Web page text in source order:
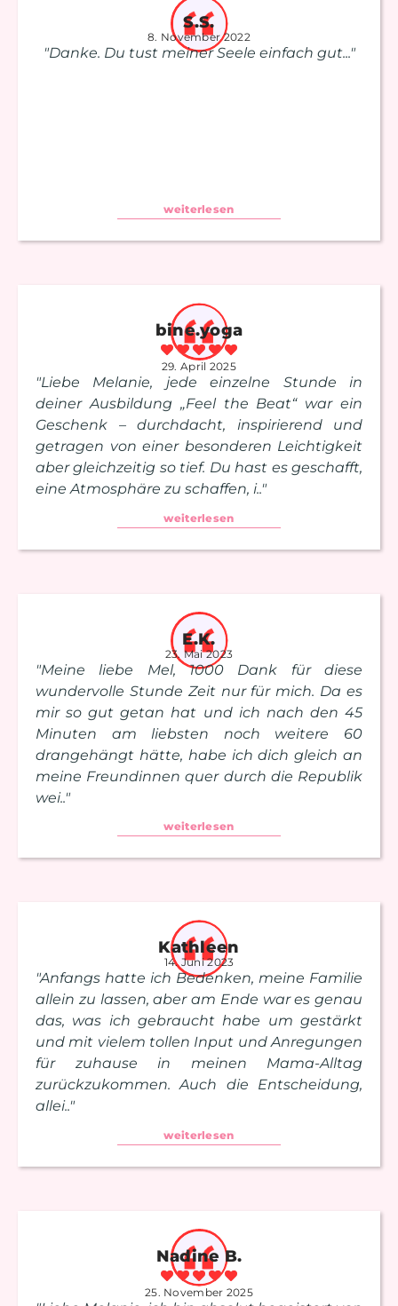
S.S.
8. November 2022
"Danke. Du tust meiner Seele einfach gut..."
weiterlesen
bine.yoga
29. April 2025
"Liebe Melanie, jede einzelne Stunde in
deiner Ausbildung „Feel the Beat“ war ein
Geschenk – durchdacht, inspirierend und
getragen von einer besonderen Leichtigkeit
aber gleichzeitig so tief. Du hast es geschafft,
eine Atmosphäre zu schaffen, i.."
weiterlesen
E.K.
23. Mai 2023
"Meine liebe Mel, 1000 Dank für diese
wundervolle Stunde Zeit nur für mich. Da es
mir so gut getan hat und ich nach den 45
Minuten am liebsten noch weitere 60
drangehängt hätte, habe ich dich gleich an
meine Freundinnen quer durch die Republik
wei.."
weiterlesen
Kathleen
14. Juni 2023
"Anfangs hatte ich Bedenken, meine Familie
allein zu lassen, aber am Ende war es genau
das, was ich gebraucht habe um gestärkt
und mit vielem tollen Input und Anregungen
für zuhause in meinen Mama-Alltag
zurückzukommen. Auch die Entscheidung,
allei.."
weiterlesen
Nadine B.
25. November 2025